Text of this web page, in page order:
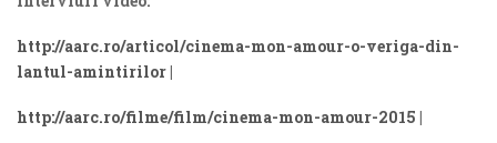
http://aarc.ro/articol/cinema-mon-amour-o-veriga-din-
lantul-amintirilor|
http://aarc.ro/filme/film/cinema-mon-amour-2015 |